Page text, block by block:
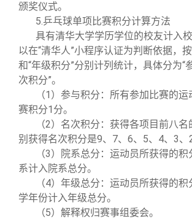
颁奖仪式。
5.乒乓球单项比赛积分计算方法
具有清华大学学历学位的校友计入校
以在“清华人”小程序认证为判断依据，
和“年级积分”分别计列统计，具体分为“
次积分”。
（1）参与积分：所有参加比赛的
赛积分1分。
（2）名次积分：获得各项目前八
别获得名次积分是9、7、6、5、4、3、
（3）院系总分：运动员所获得的
系计入院系总分。
（4）年级总分：运动员所获得的
学年份计入年级总分。
（5）解释权归赛事组委会。